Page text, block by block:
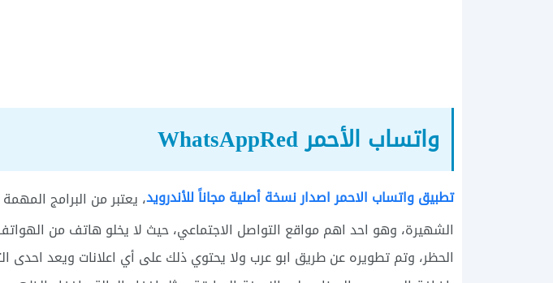
واتساب الأحمر WhatsAppRed
تطبيق واتساب الاحمر اصدار نسخة أصلية مجاناً للأندرويد، يعتبر من البرامج
الشهيرة، وهو احد اهم مواقع التواصل الاجتماعي، حيث لا يخلو هاتف من
الحظر، وتم تطويره عن طريق ابو عرب ولا يحتوي ذلك على أي اعلانات ويعد احدى